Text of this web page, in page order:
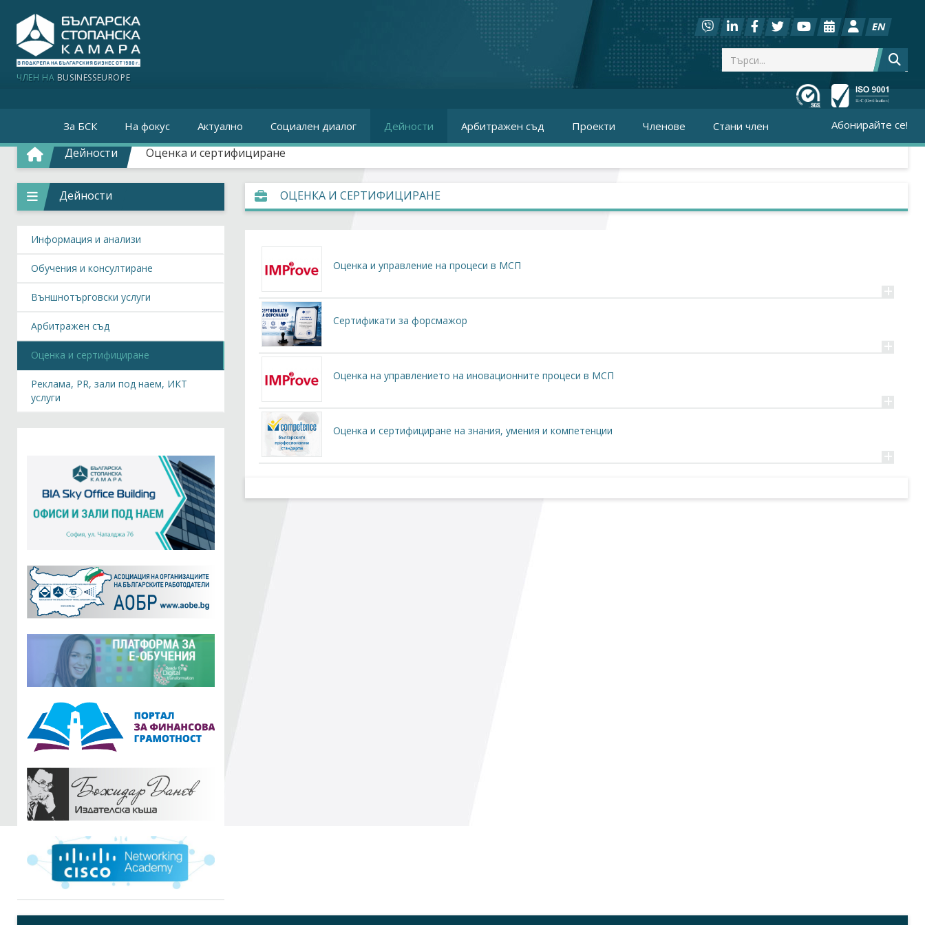
ЧЛЕН НА BUSINESSEUROPE
EN
За БСК На фокус Актуално Социален диалог Дейности Арбитражен съд Проекти Членове Стани член Абонирайте се!
Дейности Оценка и сертифициране
ОЦЕНКА И СЕРТИФИЦИРАНЕ
Оценка и управление на процеси в МСП
+
Сертификати за форсмажор
+
Оценка на управлението на иновационните процеси в МСП
+
Оценка и сертифициране на знания, умения и компетенции
+
Дейности
Информация и анализи
Обучения и консултиране
Външнотърговски услуги
Арбитражен съд
Оценка и сертифициране
Реклама, PR, зали под наем, ИКТ
услуги